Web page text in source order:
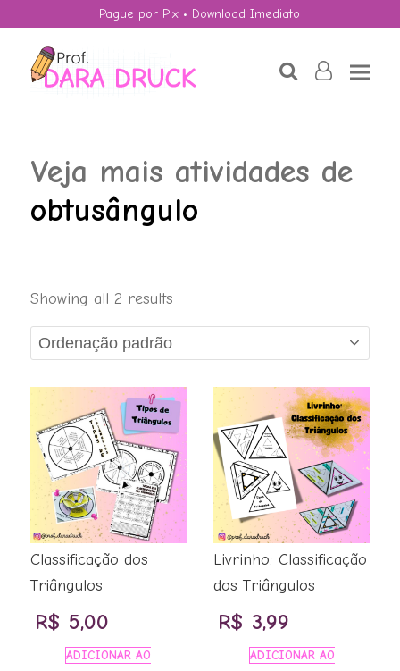
Pague por Pix • Download Imediato
searchuser-
Veja mais atividades de
obtusângulo
Showing all 2 results
Classificação dos
Triângulos
R$ 5,00
ADICIONAR AO
Livrinho: Classificação
dos Triângulos
R$ 3,99
ADICIONAR AO
R$6,00 + ADD